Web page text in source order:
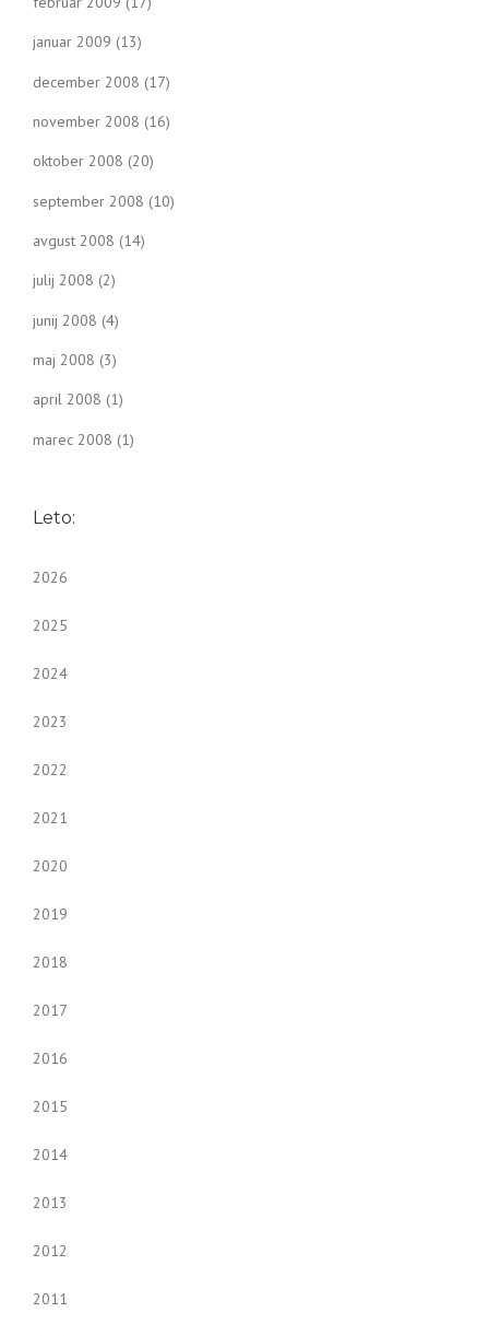
januar 2009 (13)
december 2008 (17)
november 2008 (16)
oktober 2008 (20)
september 2008 (10)
avgust 2008 (14)
julij 2008 (2)
junij 2008 (4)
maj 2008 (3)
april 2008 (1)
marec 2008 (1)
Leto:
2026
2025
2024
2023
2022
2021
2020
2019
2018
2017
2016
2015
2014
2013
2012
2011